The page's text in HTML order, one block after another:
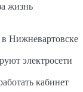
жизнь
Нижневартовске
электросети
кабинет